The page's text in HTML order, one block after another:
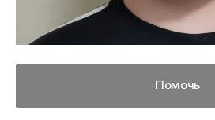
Помочь